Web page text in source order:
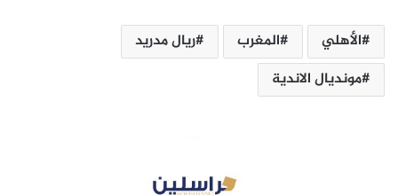
الأهلي المغرب
ريال مدريد
مونديال الاندية